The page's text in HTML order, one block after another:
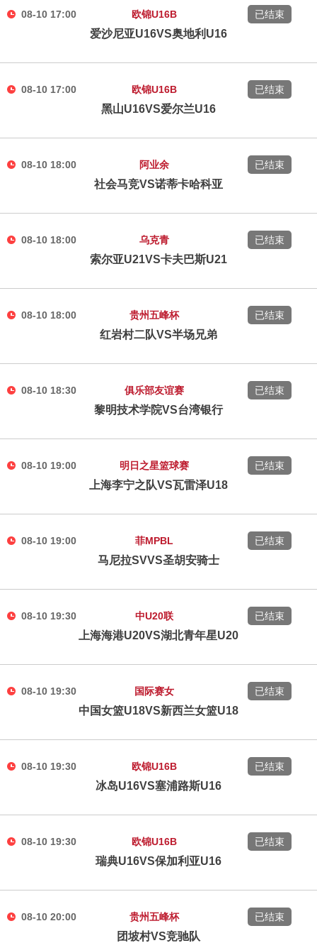
08-10 17:00 欧锦U16B
爱沙尼亚U16VS奥地利U16
已结束
08-10 17:00 欧锦U16B
黑山U16VS爱尔兰U16
已结束
08-10 18:00 阿业余
社会马竞VS诺蒂卡哈科亚
已结束
08-10 18:00 乌克青
索尔亚U21VS卡夫巴斯U21
已结束
08-10 18:00 贵州五峰杯
红岩村二队VS半场兄弟
已结束
08-10 18:30 俱乐部友谊赛
黎明技术学院VS台湾银行
已结束
08-10 19:00 明日之星篮球赛
上海李宁之队VS瓦雷泽U18
已结束
08-10 19:00 菲MPBL
马尼拉SVVS圣胡安骑士
已结束
08-10 19:30 中U20联
上海海港U20VS湖北青年星U20
已结束
08-10 19:30 国际赛女
中国女篮U18VS新西兰女篮U18
已结束
08-10 19:30 欧锦U16B
冰岛U16VS塞浦路斯U16
已结束
08-10 19:30 欧锦U16B
瑞典U16VS保加利亚U16
已结束
08-10 20:00 贵州五峰杯
团坡村VS竞驰队
已结束